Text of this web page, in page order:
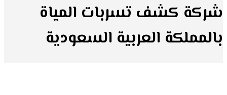
شركة كشف تسربات المياة
بالمملكة العربية السعودية